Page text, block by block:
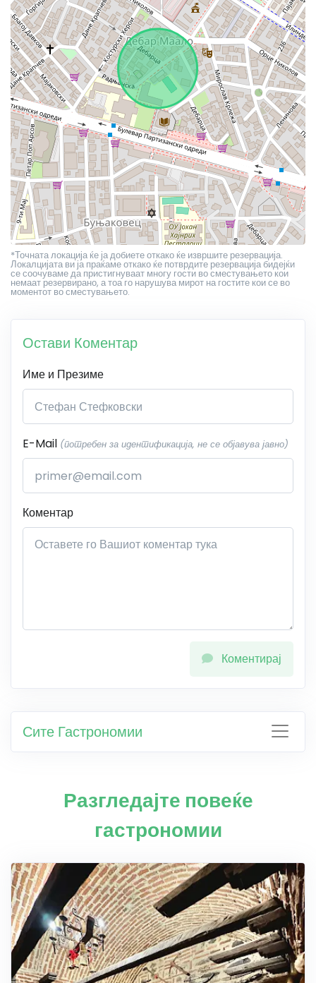
*Точната локација ќе ја добиете откако ќе извршите резервација.
Локалцијата ви ја праќаме откако ќе потврдите резервација бидејќи
се соочуваме да пристигнуваат многу гости во сместувањето кои
немаат резервирано, а тоа го нарушува мирот на гостите кои се во
моментот во сместувањето.
Остави Коментар
Име и Презиме
E-Mail (потребен за идентификација, не се објавува јавно)
Коментар
Коментирај
Сите Гастрономии
Разгледајте повеќе
гастрономии